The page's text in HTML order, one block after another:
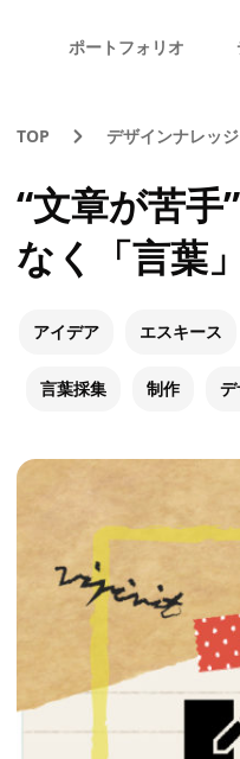
ポートフォリオ
TOP デザインナレッジ
“文章が苦
なく「言葉
アイデア エスキース
言葉採集 制作